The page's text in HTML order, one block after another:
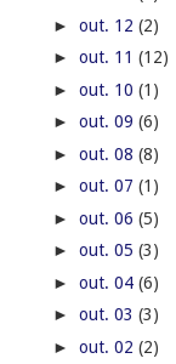
► out. 03 (3)
► out. 02 (2)
► out. 01 (6)
►setembro(133)
►agosto (212)
►julho(237)
►junho(214)
►maio(209)
►abril(178)
►março(257)
►fevereiro(183)